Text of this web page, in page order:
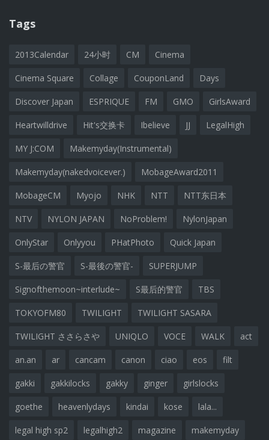
Tags
2013Calendar 24小时 CM Cinema
Cinema Square Collage CouponLand Days
Discover Japan ESPRIQUE FM GMO GirlsAward
Heartwilldrive Hit's交换卡 Ibelieve JJ LegalHigh
MY J:COM Makemyday(Instrumental)
Makemyday(nakedvoicever.) MobageAward2011
MobageCM Myojo NHK NTT NTT东日本
NTV NYLON JAPAN NoProblem! NylonJapan
OnlyStar Onlyyou PHatPhoto Quick Japan
S-最后の警官 S-最後の警官- SUPERJUMP
Signofthemoon~interlude~ S最后的警官 TBS
TOKYOFM80 TWILIGHT TWILIGHT SASARA
TWILIGHT ささらさや UNIQLO VOCE WALK act
an.an ar cancam canon ciao eos filt
gakki gakkilocks gakky ginger girlslocks
goethe heavenlydays kindai kose lala...
legal high sp2 legalhigh2 magazine makemyday